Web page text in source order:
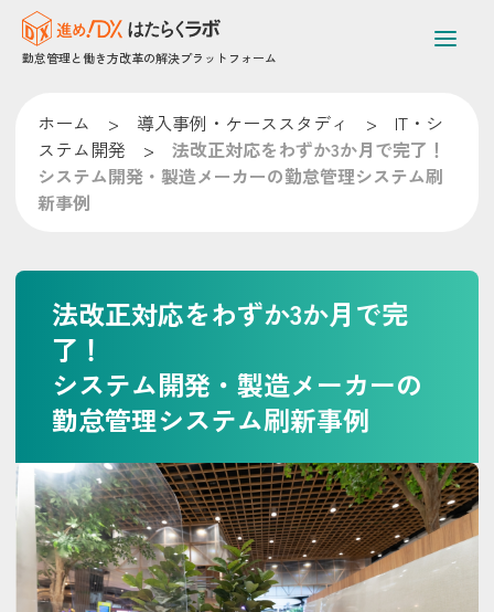
勤怠管理と働き方改革の解決プラットフォーム
ホーム > 導入事例・ケーススタディ > IT・シ
ステム開発 > 法改正対応をわずか3か月で完了！
システム開発・製造メーカーの勤怠管理システム刷
新事例
法改正対応をわずか3か月で完
了！
システム開発・製造メーカーの
勤怠管理システム刷新事例